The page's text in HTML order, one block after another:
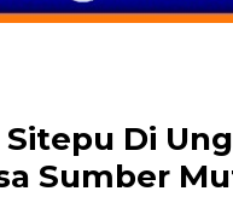
Di
Sumber